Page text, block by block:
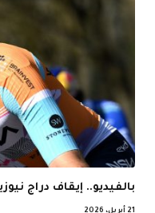
بالفيديو.. إيقاف دراج